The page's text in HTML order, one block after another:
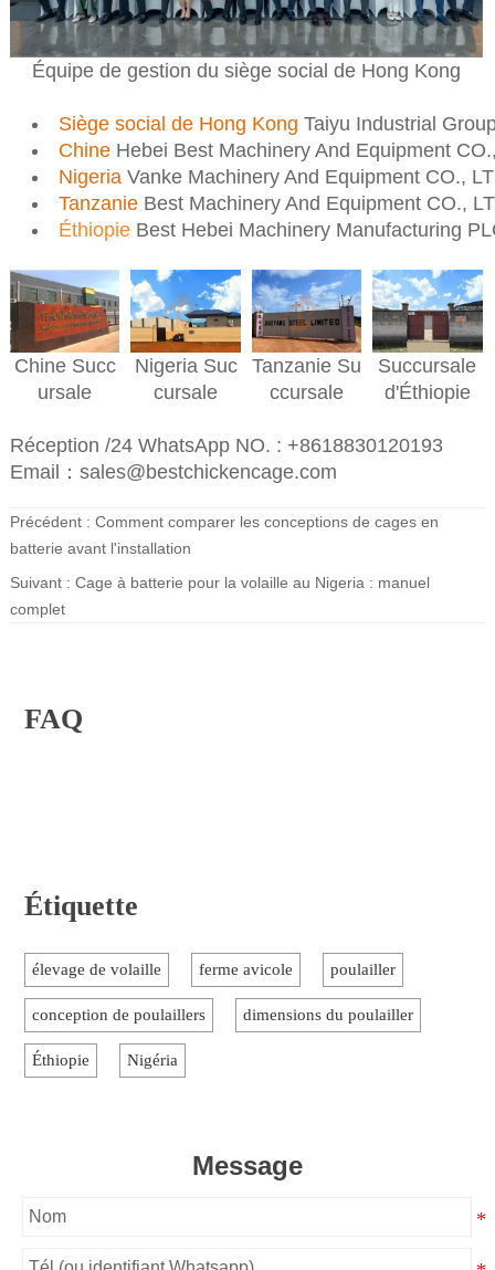
Équipe de gestion du siège social de Hong Kong
Siège social de Hong Kong Taiyu Industrial
ChineHebei Best Machinery And Equipment
NigeriaVanke Machinery And Equipment CO.,
Tanzanie Best Machinery And Equipment CO.,
Éthiopie Best Hebei Machinery Manufacturing
Chine Succ
ursale
Nigeria Suc
cursale
Tanzanie Su
ccursale
Succursale
d'Éthiopie
Réception /24 WhatsApp NO. : +8618830120193
Email：sales@bestchickencage.com
Précédent : Comment comparer les conceptions de cages en
batterie avant l'installation
Suivant : Cage à batterie pour la volaille au Nigeria : manuel
complet
FAQ
Étiquette
élevage de volaille ferme avicole poulailler
conception de poulaillers dimensions du poulailler
Éthiopie Nigéria
Message